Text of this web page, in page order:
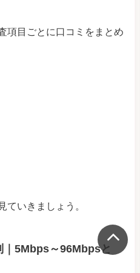
項目ごとに口コミをまとめ
ていきましょう。
｜5Mbps～96Mbpsと